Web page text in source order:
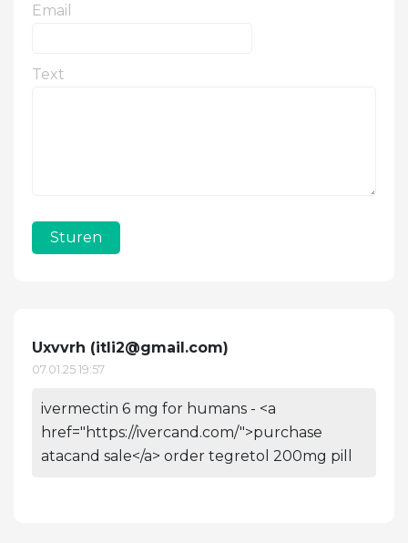
Email
Text
Sturen
Uxvvrh (itli2@gmail.com)
07.01.25 19:57
ivermectin 6 mg for humans - <a
href="https://ivercand.com/">purchase
atacand sale</a> order tegretol 200mg pill